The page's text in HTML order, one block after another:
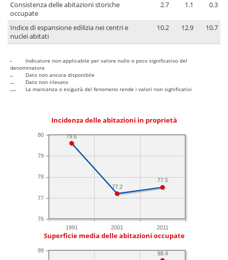
Consistenza delle abitazioni storiche
occupate
2.7 1.1 0.3
Indice di espansione edilizia nei centri e
nuclei abitati
10.2 12.9 10.7
-
Indicatore non applicabile per valore nullo o poco significativo del
denominatore
..
Dato non ancora disponibile
...
Dato non rilevato
....
La mancanza o esiguità del fenomeno rende i valori non significativi
Incidenza delle abitazioni in proprietà
1991 2001 2011
76
77
78
79
80
77.5
77.2
79.6
Superficie media delle abitazioni occupate
99
98.4